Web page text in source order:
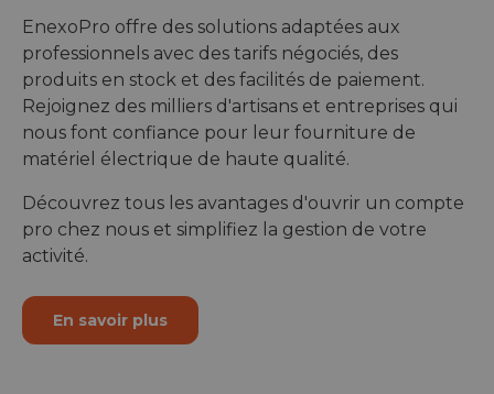
EnexoPro offre des solutions adaptées aux
professionnels avec des tarifs négociés, des
produits en stock et des facilités de paiement.
Rejoignez des milliers d'artisans et entreprises qui
nous font confiance pour leur fourniture de
matériel électrique de haute qualité.
Découvrez tous les avantages d'ouvrir un compte
pro chez nous et simplifiez la gestion de votre
activité.
En savoir plus